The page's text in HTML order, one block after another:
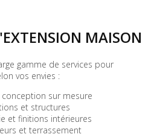
MAISON
gamme de services pour
vos envies :
sur mesure
et structures
et finitions intérieures
et terrassement